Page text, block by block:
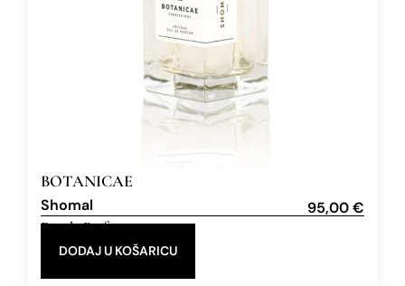
BOTANICAE
Shomal 95,00€
Eau de Parfum
DODAJ U KOŠARICU